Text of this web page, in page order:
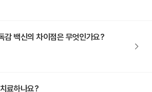
감 백신의 차이점은 무엇인가요?
료하나요?